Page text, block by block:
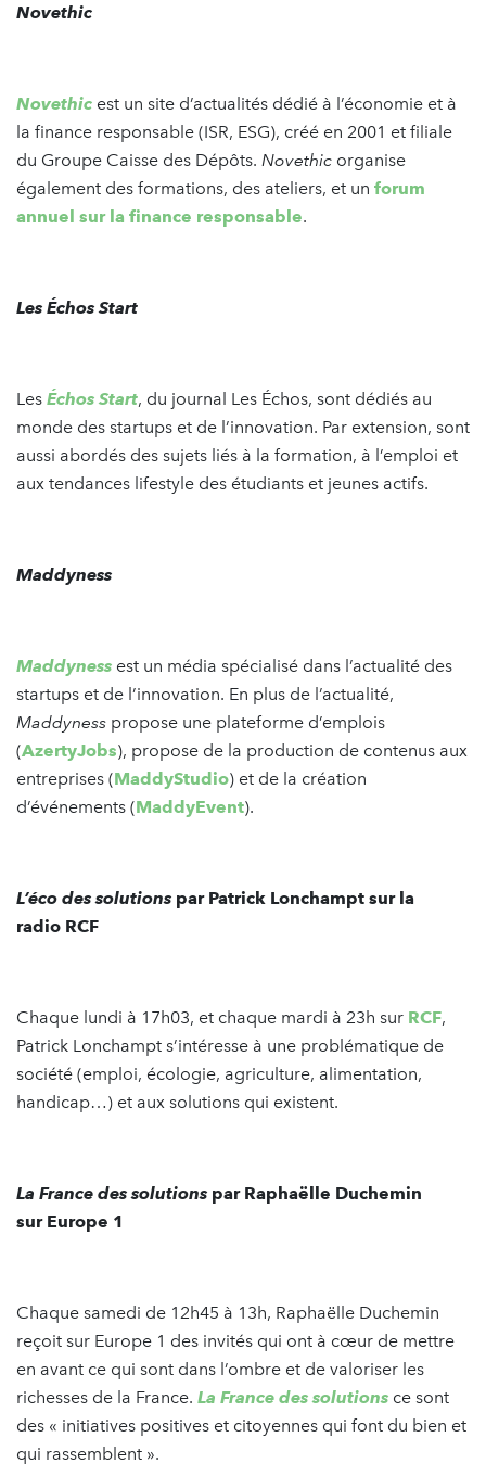
Novethic
Novethic est un site d’actualités dédié à l’économie et à
la finance responsable (ISR, ESG), créé en 2001 et filiale
du Groupe Caisse des Dépôts. Novethic organise
également des formations, des ateliers, et un forum
annuel sur la finance responsable.
Les Échos Start
Les Échos Start, du journal Les Échos, sont dédiés au
monde des startups et de l’innovation. Par extension, sont
aussi abordés des sujets liés à la formation, à l’emploi et
aux tendances lifestyle des étudiants et jeunes actifs.
Maddyness
Maddyness est un média spécialisé dans l’actualité des
startups et de l’innovation. En plus de l’actualité,
Maddyness propose une plateforme d’emplois
(AzertyJobs), propose de la production de contenus aux
entreprises (MaddyStudio) et de la création
d’événements (MaddyEvent).
L’éco des solutions par Patrick Lonchampt sur la
radio RCF
Chaque lundi à 17h03, et chaque mardi à 23h sur RCF,
Patrick Lonchampt s’intéresse à une problématique de
société (emploi, écologie, agriculture, alimentation,
handicap…) et aux solutions qui existent.
La France des solutions par Raphaëlle Duchemin
sur Europe 1
Chaque samedi de 12h45 à 13h, Raphaëlle Duchemin
reçoit sur Europe 1 des invités qui ont à cœur de mettre
en avant ce qui sont dans l’ombre et de valoriser les
richesses de la France. La France des solutions ce sont
des « initiatives positives et citoyennes qui font du bien et
qui rassemblent ».